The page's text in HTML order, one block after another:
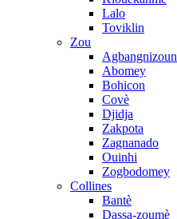
Lalo
Toviklin
Zou
Agbangnizoun
Abomey
Bohicon
Covè
Djidja
Zakpota
Zagnanado
Ouinhi
Zogbodomey
Collines
Bantè
Dassa-zoumè